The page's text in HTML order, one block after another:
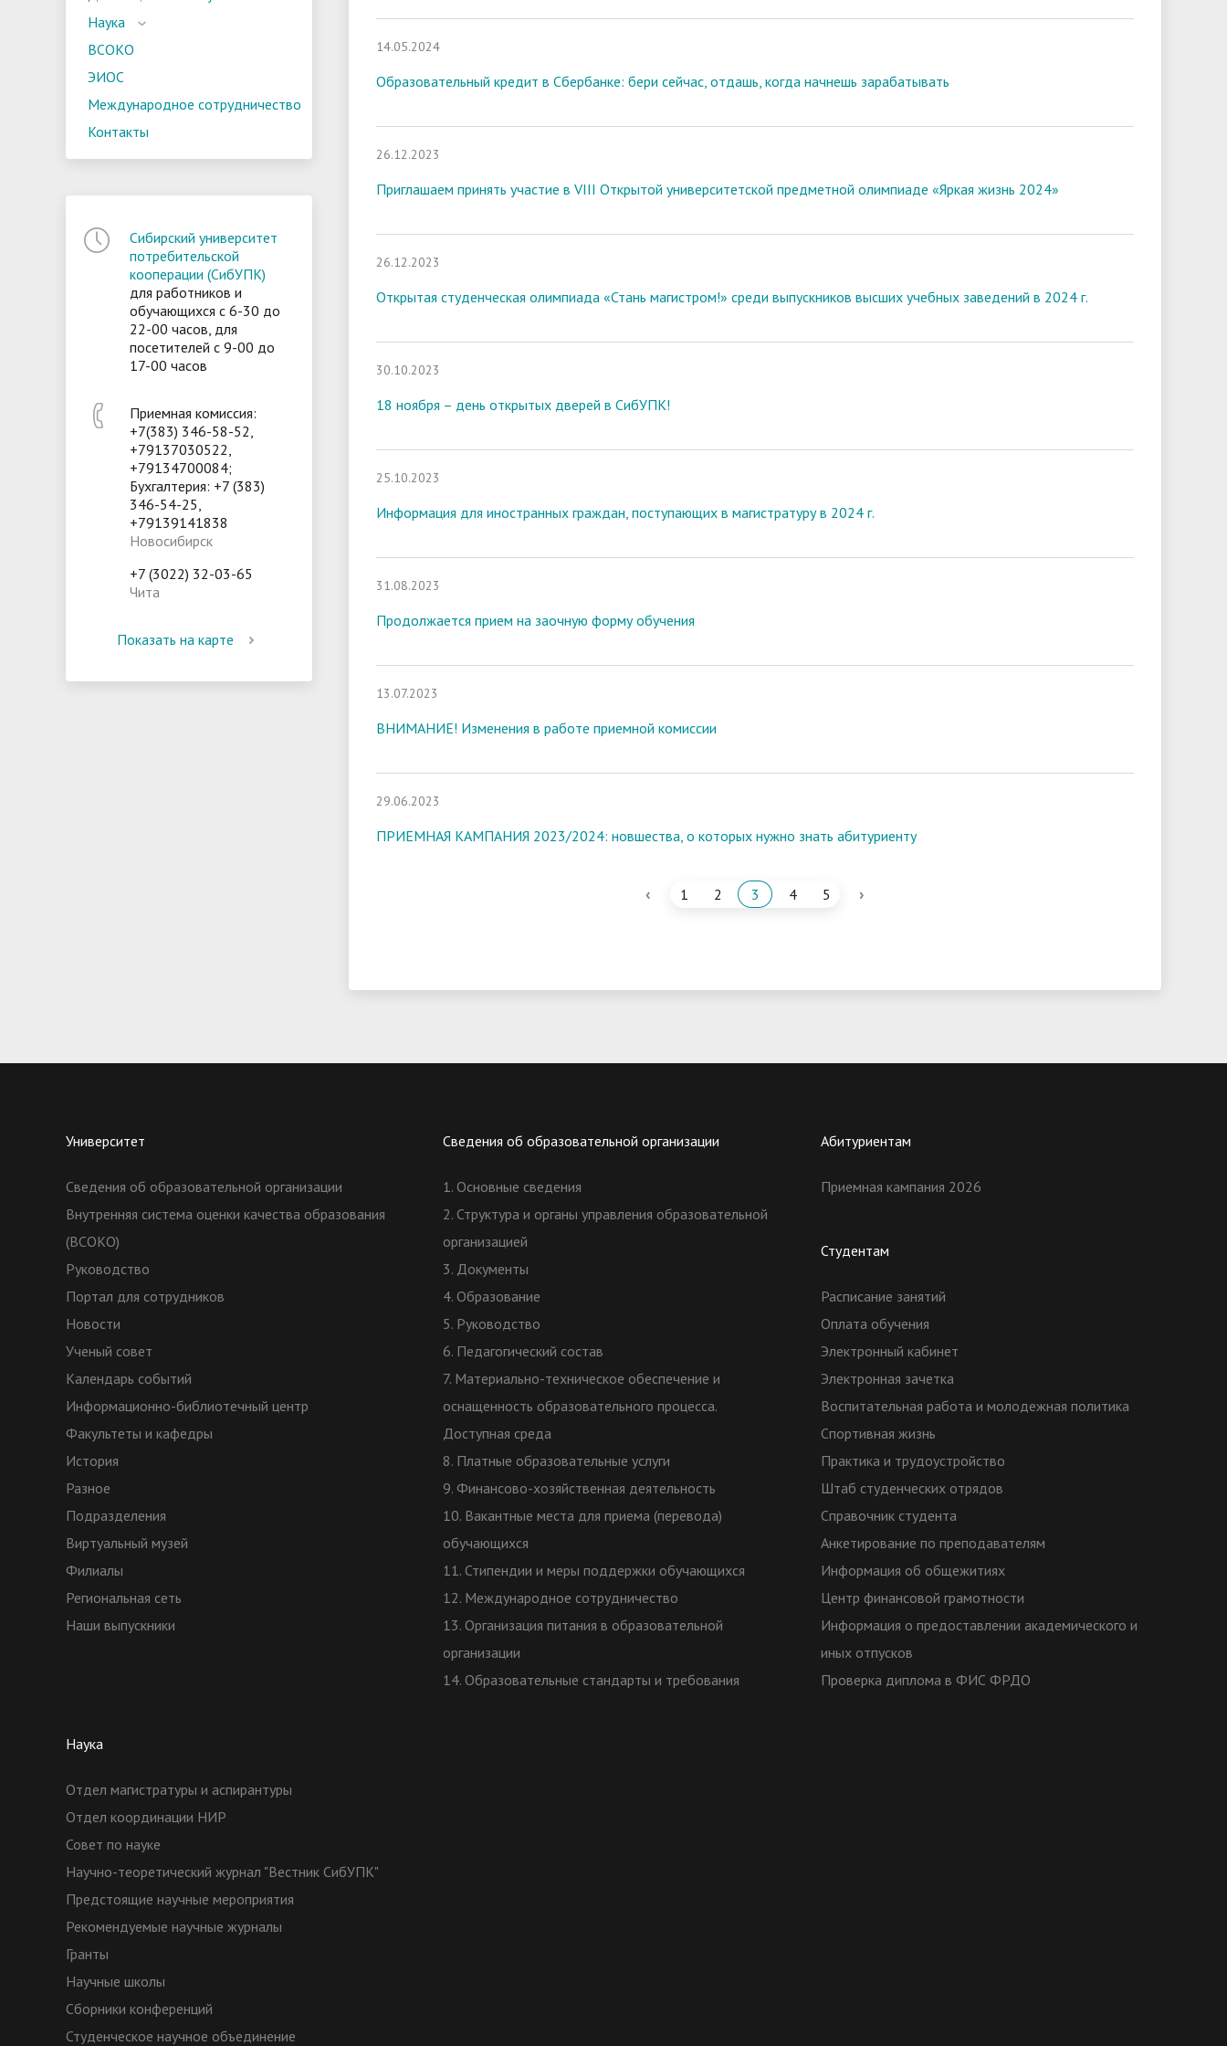
Наука
ВСОКО
ЭИОС
Международное сотрудничество
Контакты
Сибирский университет
потребительской
кооперации (СибУПК)
для работников и
обучающихся с 6-30 до
22-00 часов, для
посетителей с 9-00 до
17-00 часов
Приемная комиссия:
+7(383) 346-58-52,
+79137030522,
+79134700084;
Бухгалтерия: +7 (383)
346-54-25,
+79139141838
Новосибирск
+7 (3022) 32-03-65
Чита
Показать на карте
14.05.2024
Образовательный кредит в Сбербанке: бери сейчас, отдашь, когда начнешь зарабатывать
26.12.2023
Приглашаем принять участие в VIII Открытой университетской предметной олимпиаде «Яркая жизнь 2024»
26.12.2023
Открытая студенческая олимпиада «Стань магистром!» среди выпускников высших учебных заведений в 2024 г.
30.10.2023
18 ноября – день открытых дверей в СибУПК!
25.10.2023
Информация для иностранных граждан, поступающих в магистратуру в 2024 г.
31.08.2023
Продолжается прием на заочную форму обучения
13.07.2023
ВНИМАНИЕ! Изменения в работе приемной комиссии
29.06.2023
ПРИЕМНАЯ КАМПАНИЯ 2023/2024: новшества, о которых нужно знать абитуриенту
‹ 1 2 3 4 5 ›
Университет
Сведения об образовательной организации
Внутренняя система оценки качества образования
(ВСОКО)
Руководство
Портал для сотрудников
Новости
Ученый совет
Календарь событий
Информационно-библиотечный центр
Факультеты и кафедры
История
Разное
Подразделения
Виртуальный музей
Филиалы
Региональная сеть
Наши выпускники
Сведения об образовательной организации
1. Основные сведения
2. Структура и органы управления образовательной
организацией
3. Документы
4. Образование
5. Руководство
6. Педагогический состав
7. Материально-техническое обеспечение и
оснащенность образовательного процесса.
Доступная среда
8. Платные образовательные услуги
9. Финансово-хозяйственная деятельность
10. Вакантные места для приема (перевода)
обучающихся
11. Стипендии и меры поддержки обучающихся
12. Международное сотрудничество
13. Организация питания в образовательной
организации
14. Образовательные стандарты и требования
Абитуриентам
Приемная кампания 2026
Студентам
Расписание занятий
Оплата обучения
Электронный кабинет
Электронная зачетка
Воспитательная работа и молодежная политика
Спортивная жизнь
Практика и трудоустройство
Штаб студенческих отрядов
Справочник студента
Анкетирование по преподавателям
Информация об общежитиях
Центр финансовой грамотности
Информация о предоставлении академического и
иных отпусков
Проверка диплома в ФИС ФРДО
Наука
Отдел магистратуры и аспирантуры
Отдел координации НИР
Совет по науке
Научно-теоретический журнал "Вестник СибУПК"
Предстоящие научные мероприятия
Рекомендуемые научные журналы
Гранты
Научные школы
Сборники конференций
Студенческое научное объединение